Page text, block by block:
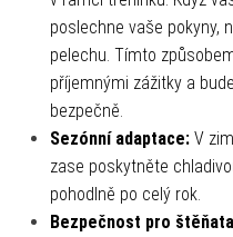
poslechne vaše pokyny,
pelechu. Tímto
příjemnými zážitky a
bezpečně.
Sezónní adaptace: V
zase poskytněte
pohodlně po celý rok.
Bezpečnost pro